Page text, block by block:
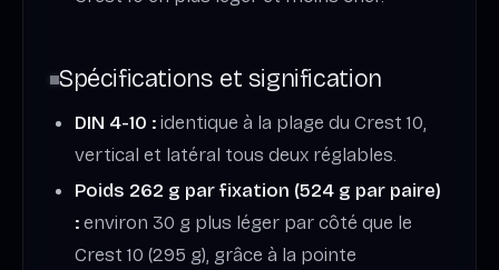
Spécifications et signification
DIN 4-10 :identique à la plage du Crest 10,
vertical et latéral tous deux réglables.
Poids 262 g par fixation (524 g par paire)
:environ 30 g plus léger par côté que le
Crest 10 (295 g), grâce à la pointe